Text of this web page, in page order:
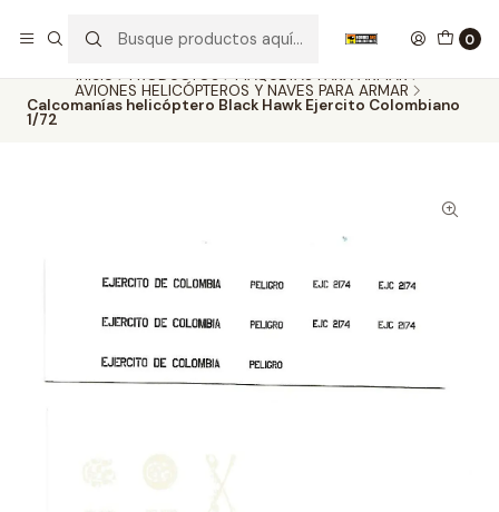
0
Inicio PRODUCTOS
MAQUETAS PARA ARMAR
AVIONES HELICÓPTEROS Y NAVES PARA ARMAR
Calcomanías helicóptero Black Hawk Ejercito Colombiano
1/72